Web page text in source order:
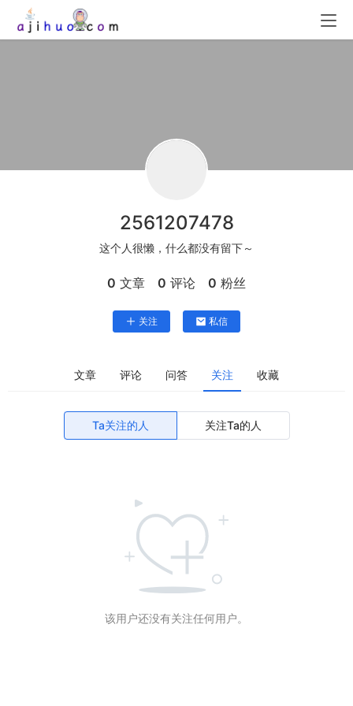
2561207478
这个人很懒，什么都没有留下～
0 文章 0 评论 0 粉丝
关注 私信
文章 评论 问答 关注 收藏
Ta关注的人 关注Ta的人
该用户还没有关注任何用户。